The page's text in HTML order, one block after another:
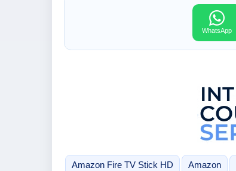
WhatsApp
Amazon Fire TV Stick HD Amazon